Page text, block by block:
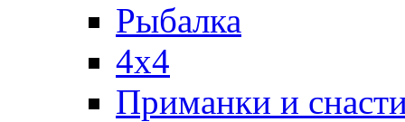
Рыбалка
4х4
Приманки и